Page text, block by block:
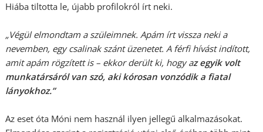
Hiába tiltotta le, újabb profilokról írt neki.
„Végül elmondtam a szüleimnek. Apám írt vissza neki a
nevemben, egy csalinak szánt üzenetet. A férfi hívást indított,
amit apám rögzített is – ekkor derült ki, hogy az egyik volt
munkatársáról van szó, aki kórosan vonzódik a fiatal
lányokhoz.”
Az eset óta Móni nem használ ilyen jellegű alkalmazásokat.